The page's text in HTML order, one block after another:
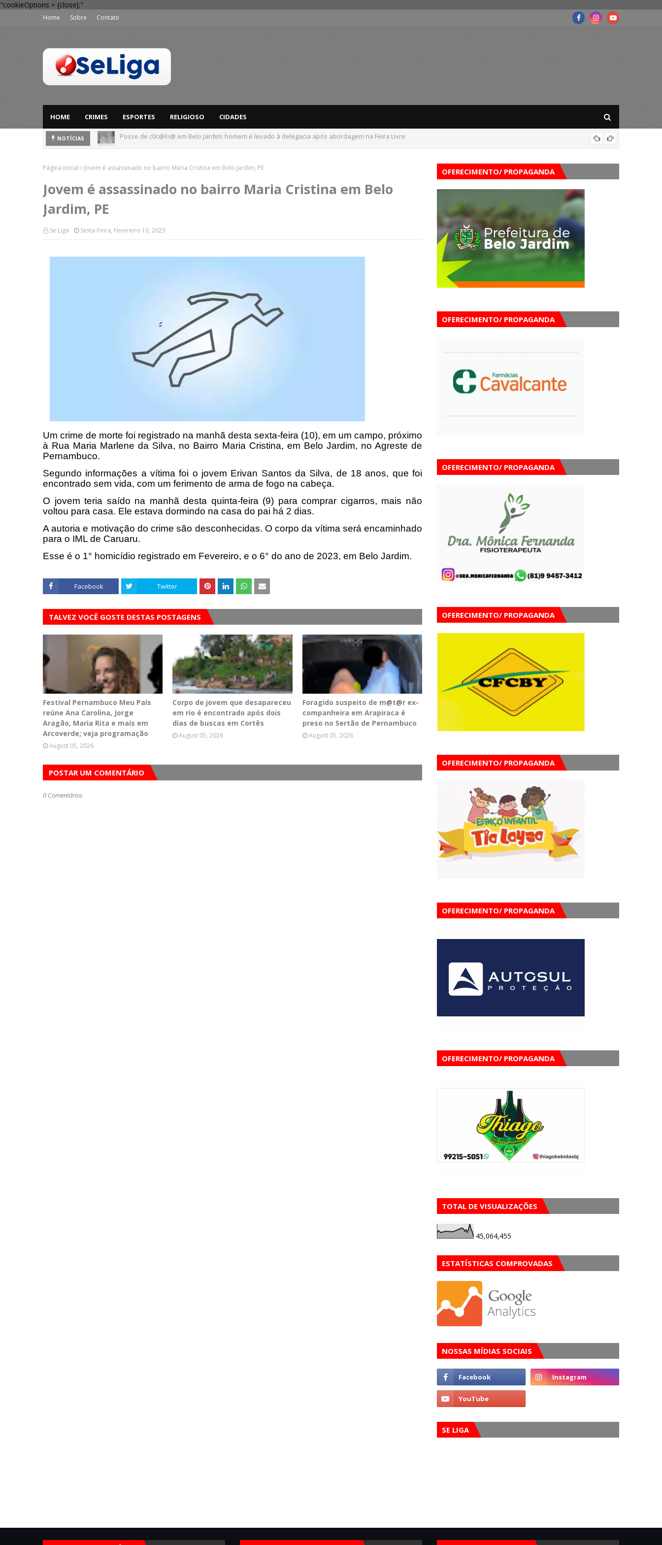
"cookieOptions = {close};"
Home Sobre Contato
HOME CRIMES ESPORTES RELIGIOSO CIDADES
NOTÍCIAS Festival Pernambuco Meu País reúne Ana Carolina, Jorge Aragão, Maria Rita e mais em Arcoverde; veja programação
Página inicial Jovem é assassinado no bairro Maria Cristina em Belo Jardim, PE
Jovem é assassinado no bairro Maria Cristina em Belo
Jardim, PE
Se Liga Sexta-Feira, Fevereiro 10, 2023
Um crime de morte foi registrado na manhã desta sexta-feira (10), em um campo, próximo
à Rua Maria Marlene da Silva, no Bairro Maria Cristina, em Belo Jardim, no Agreste de
Pernambuco.
Segundo informações a vítima foi o jovem Erivan Santos da Silva, de 18 anos, que foi
encontrado sem vida, com um ferimento de arma de fogo na cabeça.
O jovem teria saído na manhã desta quinta-feira (9) para comprar cigarros, mais não
voltou para casa. Ele estava dormindo na casa do pai há 2 dias.
A autoria e motivação do crime são desconhecidas. O corpo da vítima será encaminhado
para o IML de Caruaru.
Esse é o 1° homicídio registrado em Fevereiro, e o 6° do ano de 2023, em Belo Jardim.
Facebook Twitter
TALVEZ VOCÊ GOSTE DESTAS POSTAGENS
Festival Pernambuco Meu País
reúne Ana Carolina, Jorge
Aragão, Maria Rita e mais em
Arcoverde; veja programação
August 05, 2026
Corpo de jovem que desapareceu
em rio é encontrado após dois
dias de buscas em Cortês
August 05, 2026
Foragido suspeito de m@t@r ex-
companheira em Arapiraca é
preso no Sertão de Pernambuco
August 05, 2026
POSTAR UM COMENTÁRIO
0 Comentários
OFERECIMENTO/ PROPAGANDA
OFERECIMENTO/ PROPAGANDA
OFERECIMENTO/ PROPAGANDA
OFERECIMENTO/ PROPAGANDA
OFERECIMENTO/ PROPAGANDA
OFERECIMENTO/ PROPAGANDA
OFERECIMENTO/ PROPAGANDA
TOTAL DE VISUALIZAÇÕES
45,064,455
ESTATÍSTICAS COMPROVADAS
NOSSAS MÍDIAS SOCIAIS
SE LIGA